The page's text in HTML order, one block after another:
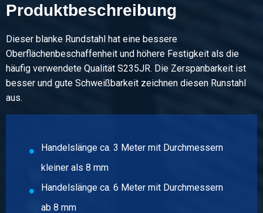
Stück pro KG
Wählen Sie
Artikelnummer
3700-0010-7
Beschreibung
Blank Rund S235JRC+C(SH) 7 HL 3 mtr Passung h9
Bruttopreis
Wählen Sie
Artikelnummer
3700-0010-8
Produktbeschreibung
Dieser blanke Rundstahl hat eine bessere
Oberflächenbeschaffenheit und höhere Festigkeit als die
häufig verwendete Qualität S235JR. Die Zerspanbarkeit ist
besser und gute Schweißbarkeit zeichnen diesen Runstahl
aus.
Handelslänge ca. 3 Meter mit Durchmessern
kleiner als 8 mm
Handelslänge ca. 6 Meter mit Durchmessern
ab 8 mm